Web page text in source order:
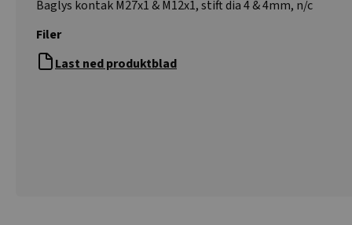
Baglys kontak M27x1 & M12x1, stift dia 4 & 4mm, n/c
Filer
Last ned produktblad